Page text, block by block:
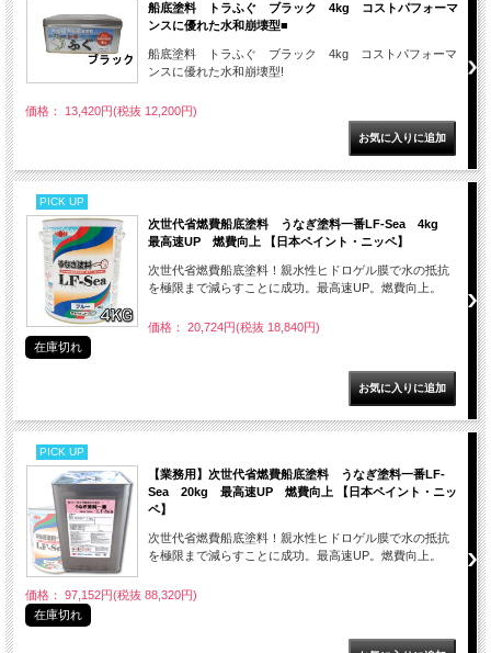
船底塗料 トラふぐ ブラック 4kg コストパフォーマ
ンスに優れた水和崩壊型■
船底塗料 トラふぐ ブラック 4kg コストパフォーマ
ンスに優れた水和崩壊型!
価格： 13,420円(税抜 12,200円)
PICK UP
次世代省燃費船底塗料 うなぎ塗料一番LF-Sea 4kg
最高速UP 燃費向上 【日本ペイント・ニッペ】
次世代省燃費船底塗料！親水性ヒドロゲル膜で水の抵抗
を極限まで減らすことに成功。最高速UP。燃費向上。
価格： 20,724円(税抜 18,840円)
在庫切れ
PICK UP
【業務用】次世代省燃費船底塗料 うなぎ塗料一番LF-
Sea 20kg 最高速UP 燃費向上 【日本ペイント・ニッ
ペ】
次世代省燃費船底塗料！親水性ヒドロゲル膜で水の抵抗
を極限まで減らすことに成功。最高速UP。燃費向上。
価格： 97,152円(税抜 88,320円)
在庫切れ